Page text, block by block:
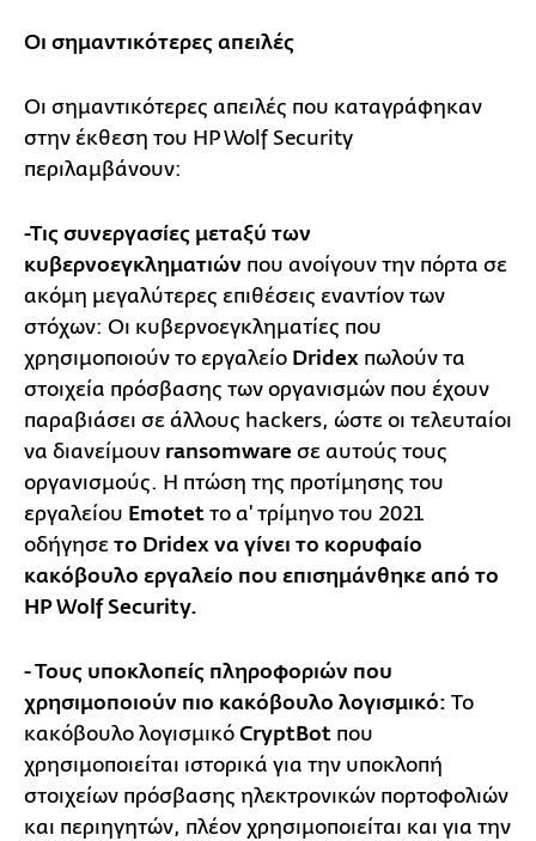
Οι σημαντικότερες απειλές
Οι σημαντικότερες απειλές που καταγράφηκαν
στην έκθεση του HP Wolf Security
περιλαμβάνουν:
-Τις συνεργασίες μεταξύ των
κυβερνοεγκληματιών που ανοίγουν την πόρτα σε
ακόμη μεγαλύτερες επιθέσεις εναντίον των
στόχων: Οι κυβερνοεγκληματίες που
χρησιμοποιούν το εργαλείο Dridex πωλούν τα
στοιχεία πρόσβασης των οργανισμών που έχουν
παραβιάσει σε άλλους hackers, ώστε οι τελευταίοι
να διανείμουν ransomware σε αυτούς τους
οργανισμούς. Η πτώση της προτίμησης του
εργαλείου Emotet το α' τρίμηνο του 2021
οδήγησε το Dridex να γίνει το κορυφαίο
κακόβουλο εργαλείο που επισημάνθηκε από το
HP Wolf Security.
- Τους υποκλοπείς πληροφοριών που
χρησιμοποιούν πιο κακόβουλο λογισμικό: Το
κακόβουλο λογισμικό CryptBot που
χρησιμοποιείται ιστορικά για την υποκλοπή
στοιχείων πρόσβασης ηλεκτρονικών πορτοφολιών
και περιηγητών, πλέον χρησιμοποιείται και για την